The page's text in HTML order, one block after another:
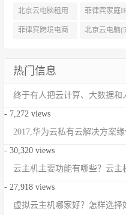
北京云电脑租用
(5)
菲律宾家庭
菲律宾跨境电商 北京云电脑
热门信息
终于有人把云计算、大数据和
- 7,272 views
2017,华为云私有云解决方案缘
- 30,320 views
云主机主要功能有哪些？云主
- 27,918 views
虚拟云主机哪家好？怎样选择